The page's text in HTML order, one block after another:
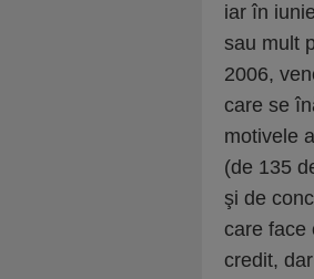
iar în
sau mult
2006,
care se
motivele
(de 135
şi de
care face
credit,